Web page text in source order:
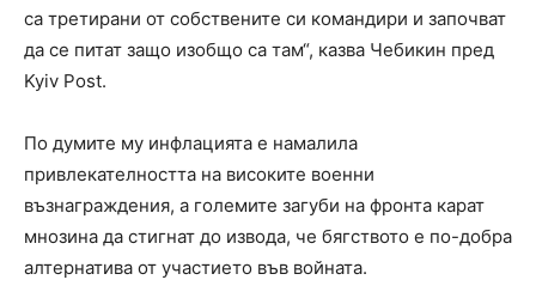
са третирани от собствените си командири и започват
да се питат защо изобщо са там“, казва Чебикин пред
Kyiv Post.
По думите му инфлацията е намалила
привлекателността на високите военни
възнаграждения, а големите загуби на фронта карат
мнозина да стигнат до извода, че бягството е по-добра
алтернатива от участието във войната.